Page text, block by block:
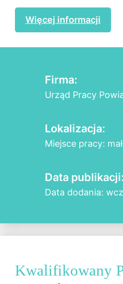
Więcej informacji
Firma:
Urząd Pracy
Lokalizacja:
Miejsce pracy:
Data publikacji:
Data dodania:
Kwalifikowany